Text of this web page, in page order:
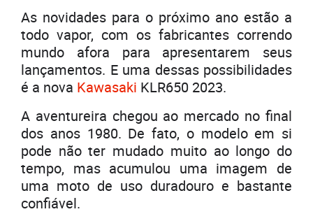
As novidades para o próximo ano estão a
todo vapor, com os fabricantes correndo
mundo afora para apresentarem seus
lançamentos. E uma dessas possibilidades
é a nova Kawasaki KLR650 2023.
A aventureira chegou ao mercado no final
dos anos 1980. De fato, o modelo em si
pode não ter mudado muito ao longo do
tempo, mas acumulou uma imagem de
uma moto de uso duradouro e bastante
confiável.